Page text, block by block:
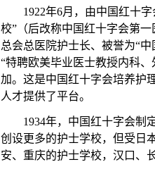
1922年6月，由中国红十
校”（后改称中国红十字会第
总会总医院护士长、被誉为“
“特聘欧美毕业医士教授内科、
加。这是中国红十字会培养护
人才提供了平台。
1934年，中国红十字会制
创设更多的护士学校，但受日
安、重庆的护士学校，汉口、